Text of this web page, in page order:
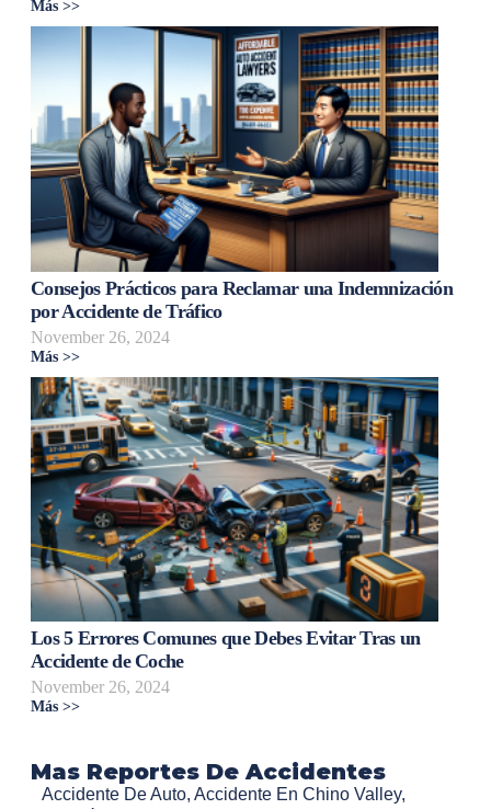
Más >>
Consejos Prácticos para Reclamar una Indemnización
por Accidente de Tráfico
November 26, 2024
Más >>
Los 5 Errores Comunes que Debes Evitar Tras un
Accidente de Coche
November 26, 2024
Más >>
Mas Reportes De Accidentes
Accidente De Auto, Accidente En Chino Valley,